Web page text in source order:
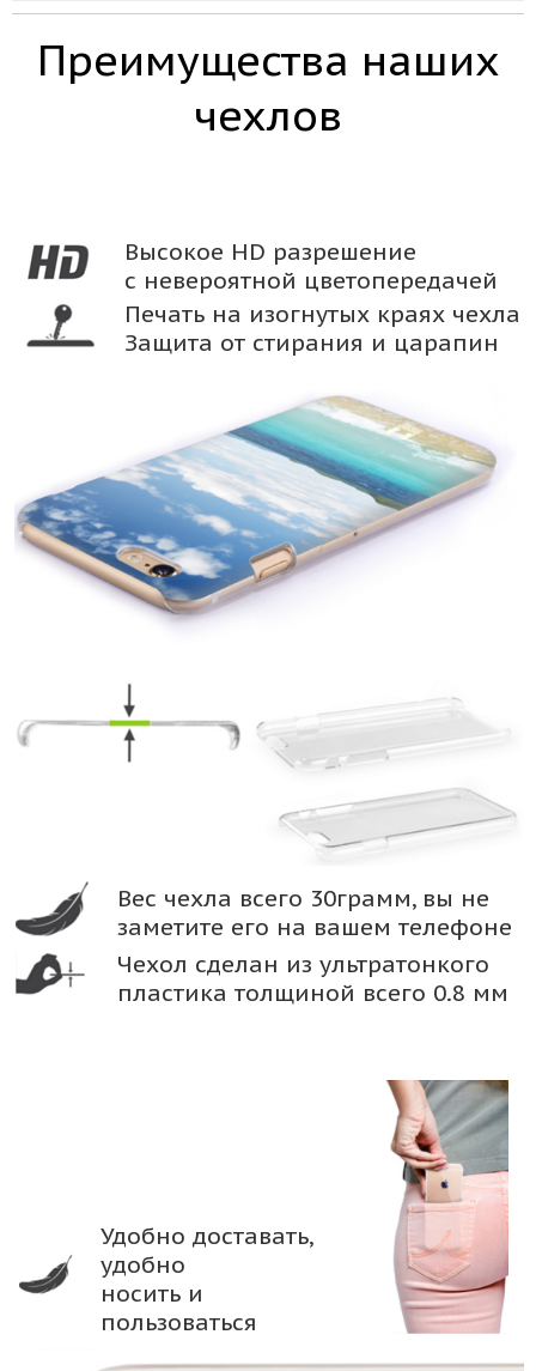
Преимущества наших
чехлов
Высокое HD разрешение
с невероятной цветопередачей
Печать на изогнутых краях чехла
Защита от стирания и царапин
Вес чехла всего 30грамм, вы не
заметите его на вашем телефоне
Чехол сделан из ультратонкого
пластика толщиной всего 0.8 мм
Удобно доставать,
удобно
носить и
пользоваться